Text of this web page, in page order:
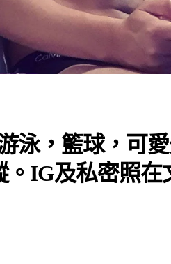
泳，籃球，可
。IG及私密照在